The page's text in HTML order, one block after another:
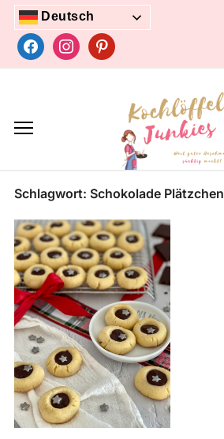
Skip
content
Deutsch
facebookinstagrampinterest
Schlagwort: Schokolade Plätzchen